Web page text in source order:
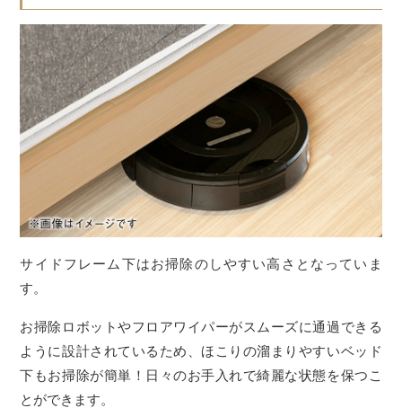
サイドフレーム下はお掃除のしやすい高さとなっていま
す。
お掃除ロボットやフロアワイパーがスムーズに通過できる
ように設計されているため、ほこりの溜まりやすいベッド
下もお掃除が簡単！日々のお手入れで綺麗な状態を保つこ
とができます。